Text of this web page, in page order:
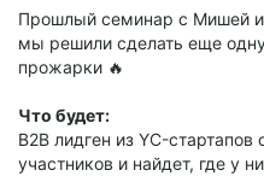
Прошлый семинар с Мишей
мы решили сделать еще
прожарки 🔥
Что будет:
B2B лидген из YC-
участников и найдет, где у